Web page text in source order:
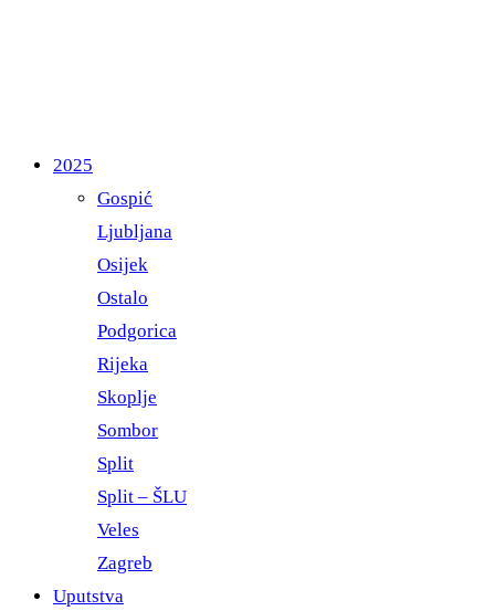
2025
Gospić
Ljubljana
Osijek
Ostalo
Podgorica
Rijeka
Skoplje
Sombor
Split
Split – ŠLU
Veles
Zagreb
Uputstva